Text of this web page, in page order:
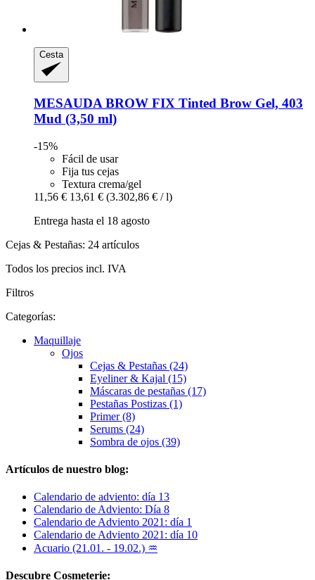
Cesta
MESAUDA BROW FIX Tinted Brow Gel, 403
Mud (3,50 ml)
-15%
Fácil de usar
Fija tus cejas
Textura crema/gel
11,56 € 13,61 € (3.302,86 € / l)
Entrega hasta el 18 agosto
Cejas & Pestañas: 24 artículos
Todos los precios incl. IVA
Filtros
Categorías:
Maquillaje
Ojos
Cejas & Pestañas (24)
Eyeliner & Kajal (15)
Máscaras de pestañas (17)
Pestañas Postizas (1)
Primer (8)
Serums (24)
Sombra de ojos (39)
Artículos de nuestro blog:
Calendario de adviento: día 13
Calendario de Adviento: Día 8
Calendario de Adviento 2021: día 1
Calendario de Adviento 2021: día 10
Acuario (21.01. - 19.02.) ♒
Descubre Cosmeterie: